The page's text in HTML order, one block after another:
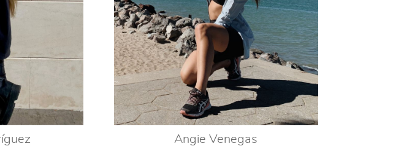
Angie Venegas